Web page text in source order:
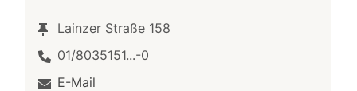
Lainzer Straße 158
01/8035151...-0
E-Mail